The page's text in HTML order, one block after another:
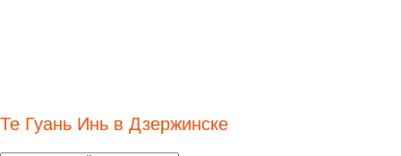
Те Гуань Инь в Дзержинске